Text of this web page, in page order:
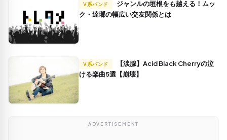
V系バンド
ク・逹瑯の幅広い交友関係とは
V系バンド
ける楽曲5選【崩壊】
ADVERTISEMENT